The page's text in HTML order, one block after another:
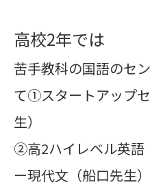
高校2年では
苦手教科の国語のセ
て①スタートアップ
生）
②高2ハイレベル英
ー現代文（船口先生